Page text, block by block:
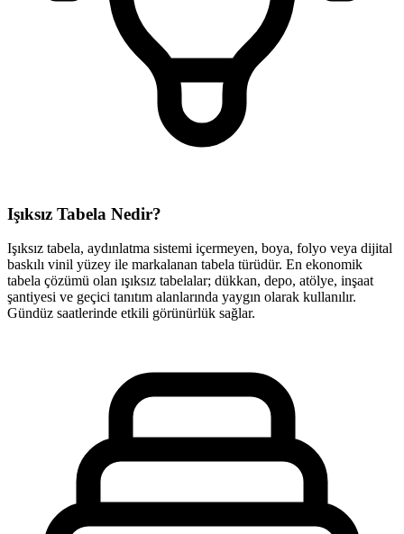
Işıksız Tabela Nedir?
Işıksız tabela, aydınlatma sistemi içermeyen, boya, folyo veya dijital
baskılı vinil yüzey ile markalanan tabela türüdür. En ekonomik
tabela çözümü olan ışıksız tabelalar; dükkan, depo, atölye, inşaat
şantiyesi ve geçici tanıtım alanlarında yaygın olarak kullanılır.
Gündüz saatlerinde etkili görünürlük sağlar.